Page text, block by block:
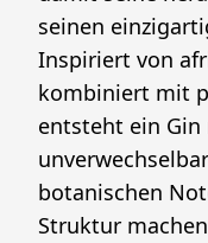
seinen
Inspiriert von
kombiniert mit
entsteht ein Gin
botanischen
Struktur